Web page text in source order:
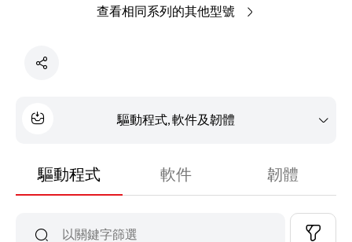
查看相同系列的其他型號
驅動程式, 軟件及韌體
驅動程式 軟件 韌體